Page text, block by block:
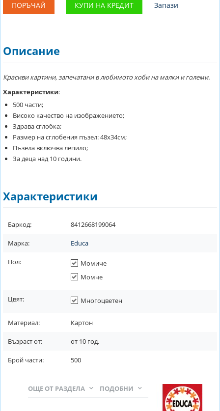
ПОРЪЧАЙ КУПИ НА КРЕДИТ Запази
Описание
Красиви картини, запечатани в любимото хоби на малки и големи.
Характеристики:
500 части;
Високо качество на изображението;
Здрава сглобка;
Размер на сглобения пъзел: 48х34см;
Пъзела включва лепило;
За деца над 10 години.
Характеристики
Баркод: 8412668199064
Марка: Educa
Пол:
Момиче
Момче
Цвят: Многоцветен
Материал: Картон
Възраст от: от 10 год.
Брой части: 500
ПОДОБНИ
ОЩЕ ОТ РАЗДЕЛА